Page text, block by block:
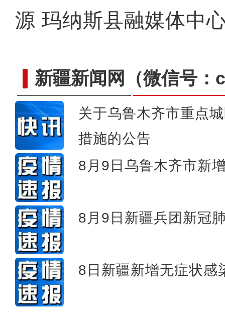
源 玛纳斯县融媒体中
新疆新闻网 （微信号
关于乌鲁木齐市重点
措施的公告
8月9日乌鲁木齐市新
8月9日新疆兵团新冠
8日新疆新增无症状感
新疆：警犬救助国家二